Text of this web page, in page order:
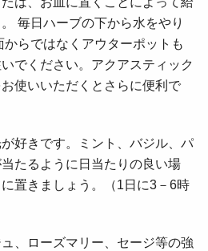
毎日ハーブの下から水をやり
からではなくアウターポットも
でください。アクアスティック
使いいただくとさらに便利で
好きです。ミント、バジル、パ
たるように日当たりの良い場
置きましょう。（1日に3－6時
、ローズマリー、セージ等の強